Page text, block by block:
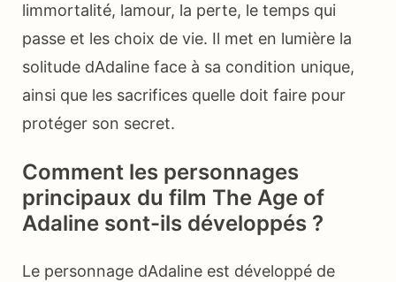
limmortalité, lamour, la perte, le temps qui
passe et les choix de vie. Il met en lumière la
solitude dAdaline face à sa condition unique,
ainsi que les sacrifices quelle doit faire pour
protéger son secret.
Comment les personnages
principaux du film The Age of
Adaline sont-ils développés ?
Le personnage dAdaline est développé de